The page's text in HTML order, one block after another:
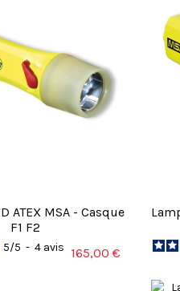
ATEX MSA - Casque
F1 F2
5/5 - 4 avis 165,00 €